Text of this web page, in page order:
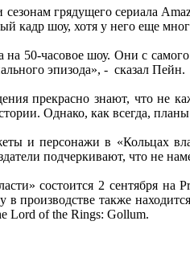
сезонам грядущего сериала
кадр шоу, хотя у него еще
на 50-часовое шоу. Они с
эпизода», - сказал Пейн.
прекрасно знают, что не
Однако, как всегда,
и персонажи в «Кольцах
подчеркивают, что не
состоится 2 сентября
в производстве также
Lord of the Rings: Gollum.